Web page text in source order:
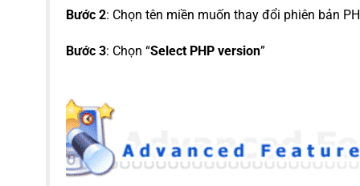
Bước 2: Chọn tên miền muốn thay đổi phiên bản
Bước 3: Chọn “Select PHP version”